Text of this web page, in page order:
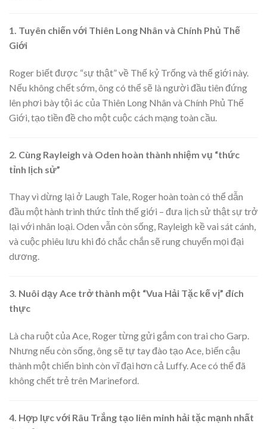
1. Tuyên chiến với Thiên Long Nhân và Chính Phủ Thế
Giới
Roger biết được “sự thật” về Thế kỷ Trống và thế giới này.
Nếu không chết sớm, ông có thể sẽ là người đầu tiên đứng
lên phơi bày tội ác của Thiên Long Nhân và Chính Phủ Thế
Giới, tạo tiền đề cho một cuộc cách mạng toàn cầu.
2. Cùng Rayleigh và Oden hoàn thành nhiệm vụ “thức
tỉnh lịch sử”
Thay vì dừng lại ở Laugh Tale, Roger hoàn toàn có thể dẫn
đầu một hành trình thức tỉnh thế giới – đưa lịch sử thật sự trở
lại với nhân loại. Oden vẫn còn sống, Rayleigh kề vai sát cánh,
và cuộc phiêu lưu khi đó chắc chắn sẽ rung chuyển mọi đại
dương.
3. Nuôi dạy Ace trở thành một “Vua Hải Tặc kế vị” đích
thực
Là cha ruột của Ace, Roger từng gửi gắm con trai cho Garp.
Nhưng nếu còn sống, ông sẽ tự tay đào tạo Ace, biến cậu
thành một chiến binh còn vĩ đại hơn cả Luffy. Ace có thể đã
không chết trẻ trên Marineford.
4. Hợp lực với Râu Trắng tạo liên minh hải tặc mạnh nhất